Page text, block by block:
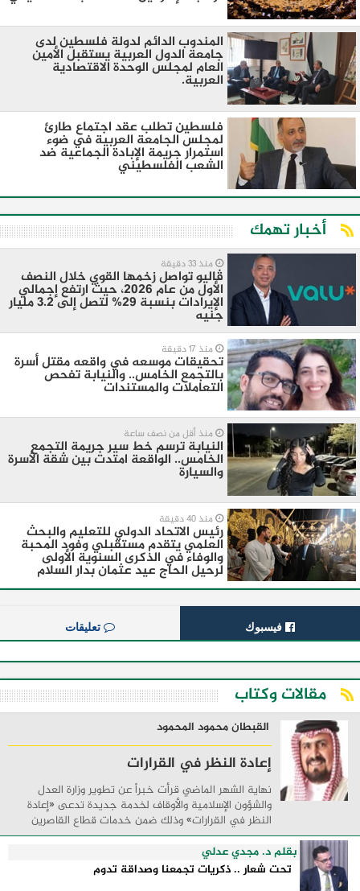
المندوب الدائم لدولة فلسطين لدى
جامعة الدول العربية يستقبل الأمين
العام لمجلس الوحدة الاقتصادية
العربية.
فلسطين تطلب عقد اجتماع طارئ
لمجلس الجامعة العربية في ضوء
استمرار جريمة الإبادة الجماعية ضد
الشعب الفلسطيني
أخبار تهمك
منذ 33 دقيقة
ڤاليو تواصل زخمها القوي خلال النصف
الأول من عام 2026، حيث ارتفع إجمالي
الإيرادات بنسبة 29% لتصل إلى 3.2 مليار
جنيه
منذ 17 دقيقة
تحقيقات موسعه في واقعه مقتل أسرة
بالتجمع الخامس.. والنيابة تفحص
التعاملات والمستندات
منذ أقل من نصف ساعة
النيابة ترسم خط سير جريمة التجمع
الخامس.. الواقعة امتدت بين شقة الأسرة
والسيارة
منذ 40 دقيقة
رئيس الاتحاد الدولي للتعليم والبحث
العلمي يتقدم مستقبلي وفود المحبة
والوفاء في الذكرى السنوية الأولى
لرحيل الحاج عيد عثمان بدار السلام
فيسبوك تعليقات
مقالات وكتاب
القبطان محمود المحمود
إعادة النظر في القرارات
نهاية الشهر الماضي قرأت خبراً عن تطوير وزارة العدل
والشؤون الإسلامية والأوقاف لخدمة جديدة تدعى «إعادة
النظر في القرارات» وذلك ضمن خدمات قطاع القاصرين
بحيث تتيح للخاضعين للولاية والقائمين على ...
بقلم د. مجدي عدلي
تحت شعار .. ذكريات تجمعنا وصداقة تدوم